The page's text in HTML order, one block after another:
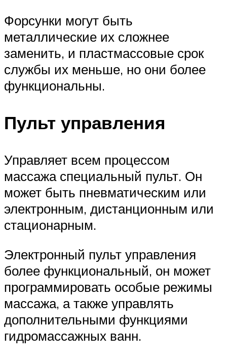
Форсунки могут быть
металлические их сложнее
заменить, и пластмассовые срок
службы их меньше, но они более
функциональны.
Пульт управления
Управляет всем процессом
массажа специальный пульт. Он
может быть пневматическим или
электронным, дистанционным или
стационарным.
Электронный пульт управления
более функциональный, он может
программировать особые режимы
массажа, а также управлять
дополнительными функциями
гидромассажных ванн.